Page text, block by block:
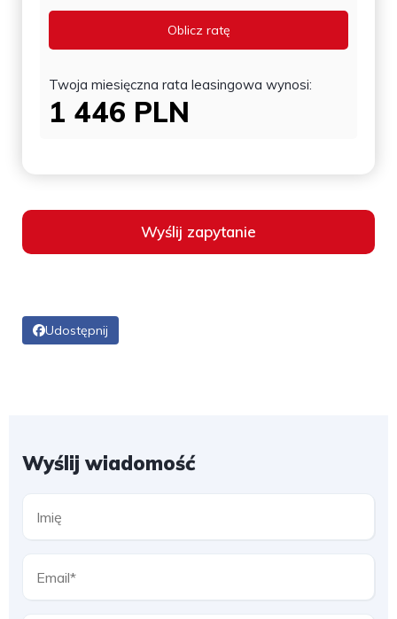
Oblicz ratę
Twoja miesięczna rata leasingowa wynosi:
1 446 PLN
Wyślij zapytanie
Udostępnij
Wyślij wiadomość